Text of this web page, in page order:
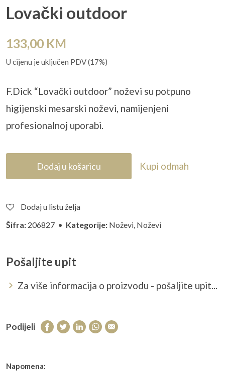
Lovački outdoor
133,00 KM
U cijenu je uključen PDV (17%)
F.Dick “Lovački outdoor” noževi su potpuno
higijenski mesarski noževi, namijenjeni
profesionalnoj uporabi.
Dodaj u košaricu Kupi odmah
Dodaj u listu želja
Šifra: 206827 • Kategorije: Noževi Noževi
Pošaljite upit
Za više informacija o proizvodu - pošaljite upit...
Podijeli
Napomena: